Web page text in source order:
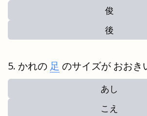
俊
後
かれの 足 のサイズが おおき
あし
こえ